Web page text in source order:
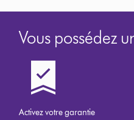
Vous possédez
Activez votre garantie